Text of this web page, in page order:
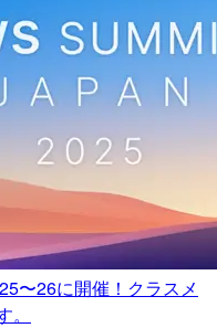
〜26に開催！クラスメ